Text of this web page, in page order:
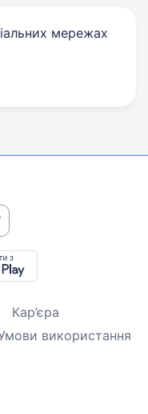
мережах
Кар’єра
використання